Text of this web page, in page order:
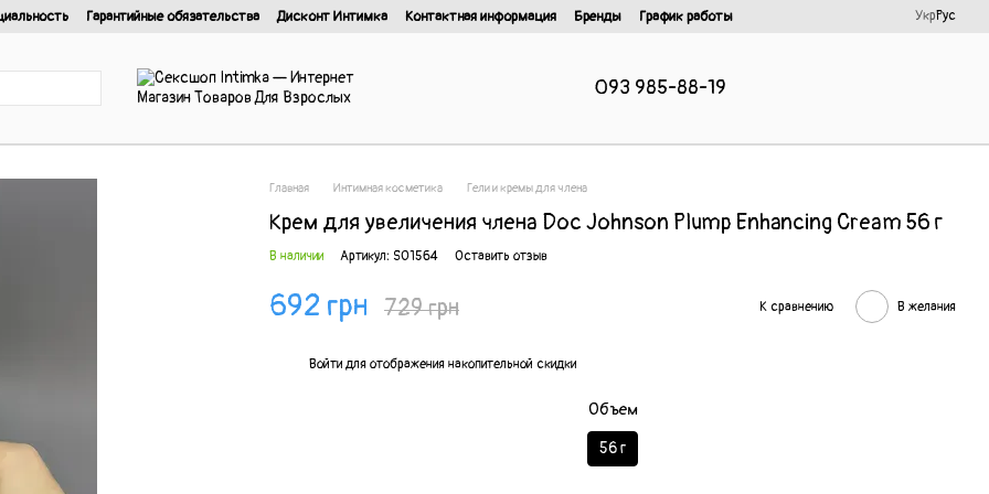
Гарантийные обязательства Дисконт Интимка Контактная информация Бренды
График работы
УкрРус
093 985-88-19
Главная Интимная косметика Гели и кремы для члена
Крем для увеличения члена Doc Johnson Plump Enhancing Cream 56 г
В наличии Артикул: SO1564 Оставить отзыв
692 грн 729 грн К сравнению В желания
Войти для отображения накопительной скидки
Объем
56 г